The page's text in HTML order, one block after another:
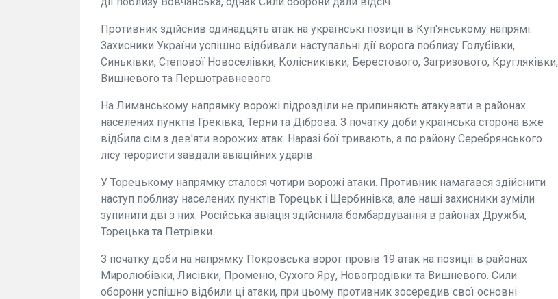
Противник здійснив одинадцять атак на українські позиції в Куп'янському напрямі.
Захисники України успішно відбивали наступальні дії ворога поблизу Голубівки,
Синьківки, Степової Новоселівки, Колісниківки, Берестового, Загризового, Кругляківки,
Вишневого та Першотравневого.
На Лиманському напрямку ворожі підрозділи не припиняють атакувати в районах
населених пунктів Греківка, Терни та Діброва. З початку доби українська сторона вже
відбила сім з дев'яти ворожих атак. Наразі бої тривають, а по району Серебрянського
лісу терористи завдали авіаційних ударів.
У Торецькому напрямку сталося чотири ворожі атаки. Противник намагався здійснити
наступ поблизу населених пунктів Торецьк і Щербинівка, але наші захисники зуміли
зупинити дві з них. Російська авіація здійснила бомбардування в районах Дружби,
Торецька та Петрівки.
З початку доби на напрямку Покровська ворог провів 19 атак на позиції в районах
Миролюбівки, Лисівки, Променю, Сухого Яру, Новогродівки та Вишневого. Сили
оборони успішно відбили ці атаки, при цьому противник зосередив свої основні